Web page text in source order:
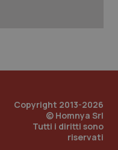
Copyright 2013-2026
© Homnya Srl
Tutti i diritti sono
riservati
www.quotidianosanita.it